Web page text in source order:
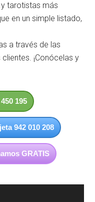
tarotistas más
en un simple listado,
a través de las
¡Conócelas y
195
942 010 208
GRATIS